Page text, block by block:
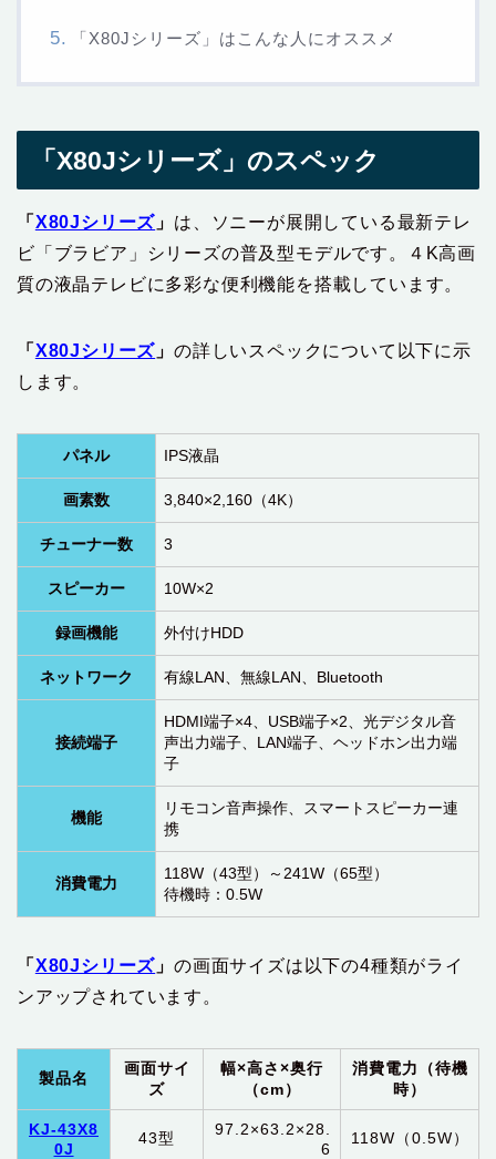
「X80Jシリーズ」はこんな人にオススメ
「X80Jシリーズ」のスペック
「 X80Jシリーズ 」 は、ソニーが展開している最新テレ
ビ「ブラビア」シリーズの普及型モデルです。４K高画
質の液晶テレビに多彩な便利機能を搭載しています。
「 X80Jシリーズ 」の詳しいスペックについて以下に示
します。
パネル IPS液晶
画素数 3,840×2,160（4K）
チューナー数 3
スピーカー 10W×2
録画機能 外付けHDD
ネットワーク 有線LAN、無線LAN、Bluetooth
接続端子
HDMI端子×4、USB端子×2、光デジタル音
声出力端子、LAN端子、ヘッドホン出力端
子
機能
リモコン音声操作、スマートスピーカー連
携
消費電力
118W（43型）～241W（65型）
待機時：0.5W
「 X80Jシリーズ 」の画面サイズは以下の4種類がライ
ンアップされています。
製品名
画面サイ
ズ
幅×高さ×奥行
（cm）
消費電力（待機
時）
KJ-43X8
0J
43型
97.2×63.2×28.
6
118W（0.5W）